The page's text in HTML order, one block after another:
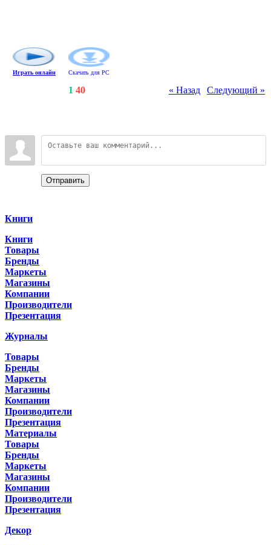
Играть онлайн Скачать для PC
« Назад Следующий »
1 40
Отправить
Книги
Книги
Товары
Бренды
Маркеты
Магазины
Компании
Производители
Презентация
Журналы
Товары
Бренды
Маркеты
Магазины
Компании
Производители
Презентация
Материалы
Товары
Бренды
Маркеты
Магазины
Компании
Производители
Презентация
Декор